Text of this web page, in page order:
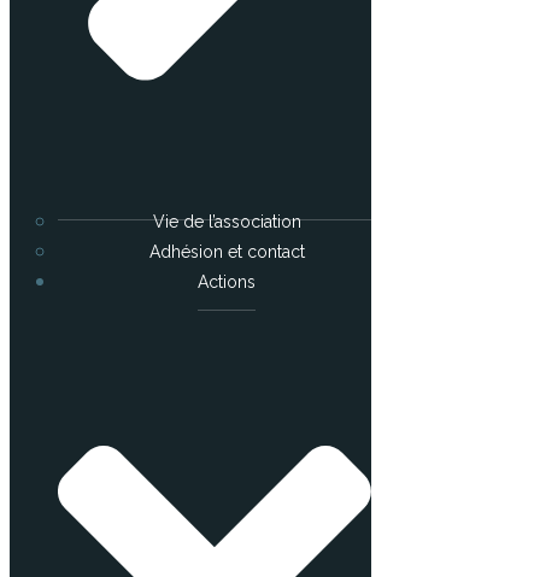
Vie de l’association
Adhésion et contact
Actions